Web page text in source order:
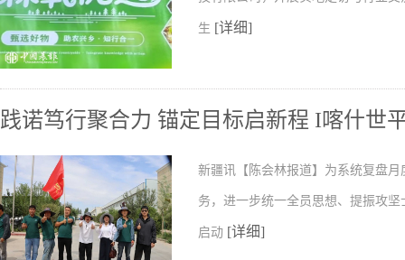
生 [详细]
践诺笃行聚合力 锚定目标启新程 I喀什世
新疆讯【陈会林报道】为系统复盘
务，进一步统一全员思想、提振攻
启动 [详细]